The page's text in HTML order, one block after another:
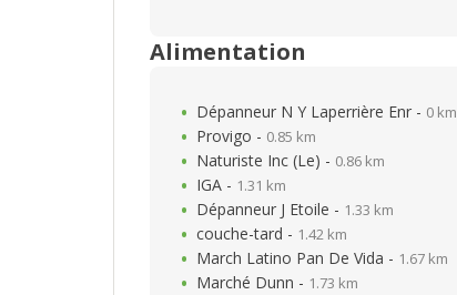
Alimentation
Dépanneur N Y Laperrière Enr - 0 km
Provigo - 0.85 km
Naturiste Inc (Le) - 0.86 km
IGA - 1.31 km
Dépanneur J Etoile - 1.33 km
couche-tard - 1.42 km
March Latino Pan De Vida - 1.67 km
Marché Dunn - 1.73 km